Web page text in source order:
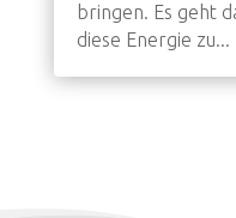
bringen. Es geht
diese Energie zu...